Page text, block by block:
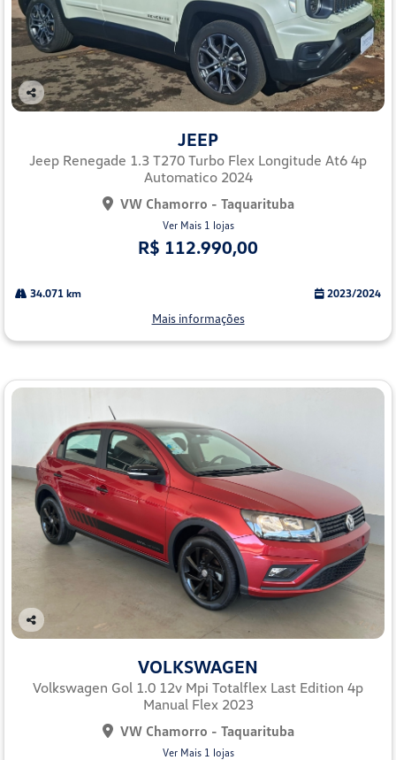
Co
lhe
JEEP
Jeep Renegade 1.3 T270 Turbo Flex Longitude At6 4p
Automatico 2024
VW Chamorro - Taquarituba
Ver Mais 1 lojas
R$ 112.990,00
34.071 km 2023/2024
Mais informações
Co
lhe
VOLKSWAGEN
Volkswagen Gol 1.0 12v Mpi Totalflex Last Edition 4p
Manual Flex 2023
VW Chamorro - Taquarituba
Ver Mais 1 lojas